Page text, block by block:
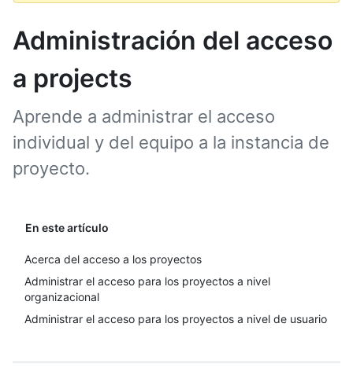
Administración del acceso
a projects
Aprende a administrar el acceso
individual y del equipo a la instancia de
proyecto.
En este artículo
Acerca del acceso a los proyectos
Administrar el acceso para los proyectos a nivel
organizacional
Administrar el acceso para los proyectos a nivel de usuario